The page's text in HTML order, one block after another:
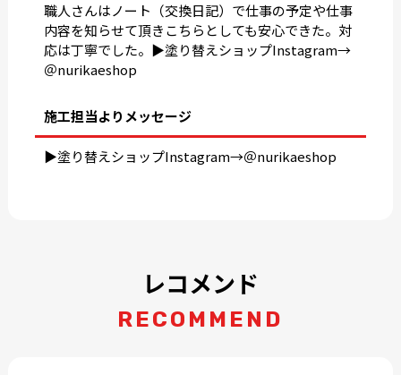
職人さんはノート（交換日記）で仕事の予定や仕事
内容を知らせて頂きこちらとしても安心できた。対
応は丁寧でした。▶︎塗り替えショップInstagram→
＠nurikaeshop
施工担当よりメッセージ
▶︎塗り替えショップInstagram→＠nurikaeshop
レコメンド
RECOMMEND